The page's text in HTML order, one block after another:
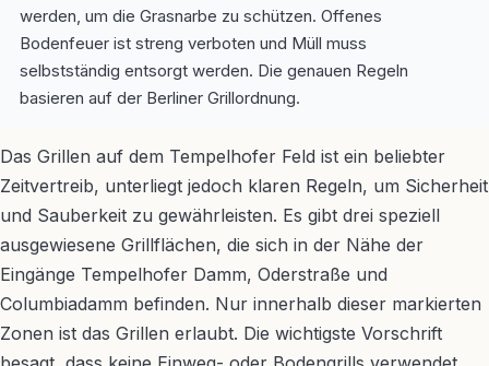
werden, um die Grasnarbe zu schützen. Offenes
Bodenfeuer ist streng verboten und Müll muss
selbstständig entsorgt werden. Die genauen Regeln
basieren auf der Berliner Grillordnung.
Das Grillen auf dem Tempelhofer Feld ist ein beliebter
Zeitvertreib, unterliegt jedoch klaren Regeln, um Sicherheit
und Sauberkeit zu gewährleisten. Es gibt drei speziell
ausgewiesene Grillflächen, die sich in der Nähe der
Eingänge Tempelhofer Damm, Oderstraße und
Columbiadamm befinden. Nur innerhalb dieser markierten
Zonen ist das Grillen erlaubt. Die wichtigste Vorschrift